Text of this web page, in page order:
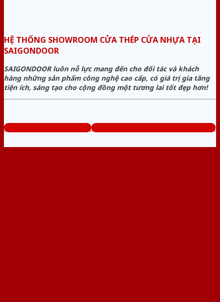
HỆ THỐNG SHOWROOM CỬA THÉP CỬA NHỰA TẠI
SAIGONDOOR
SAIGONDOOR luôn nỗ lực mang đến cho đối tác và khách
hàng những sản phẩm công nghệ cao cấp, có giá trị gia tăng
tiện ích, sáng tạo cho cộng đồng một tương lai tốt đẹp hơn!
www.cuathepcuanhua.com Tổng đài tư vấn miễn phí: 0824.400.400